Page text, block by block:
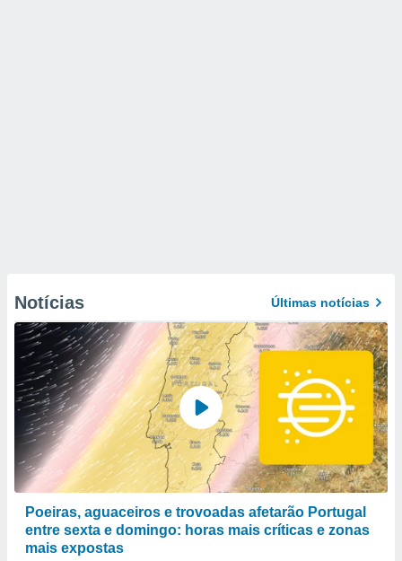
Notícias Últimas notícias
Poeiras, aguaceiros e trovoadas afetarão Portugal
entre sexta e domingo: horas mais críticas e zonas
mais expostas